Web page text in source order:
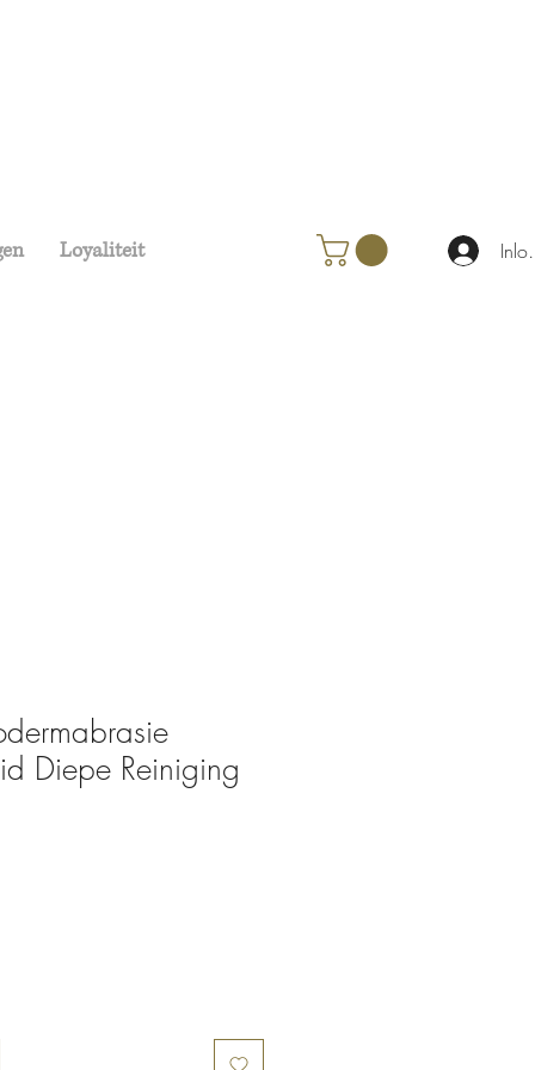
Loyaliteit
Diepe Reiniging